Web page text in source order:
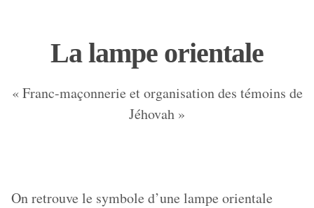
La lampe orientale
« Franc-maçonnerie et organisation des témoins de
Jéhovah »
On retrouve le symbole d’une lampe orientale